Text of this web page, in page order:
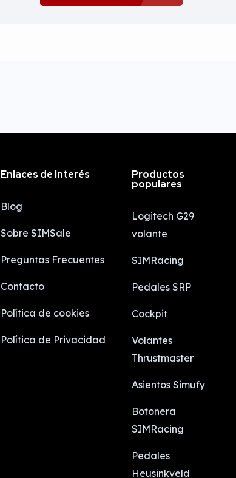
Enlaces de Interés
Blog
Sobre SIMSale
Preguntas Frecuentes
Contacto
Política de cookies
Política de Privacidad
Productos
populares
Logitech G29
volante
SIMRacing
Pedales SRP
Cockpit
Volantes
Thrustmaster
Asientos Simufy
Botonera
SIMRacing
Pedales
Heusinkveld